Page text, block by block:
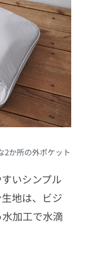
2か所の外ポケット
いシンプル
地は、ビジ
加工で水滴